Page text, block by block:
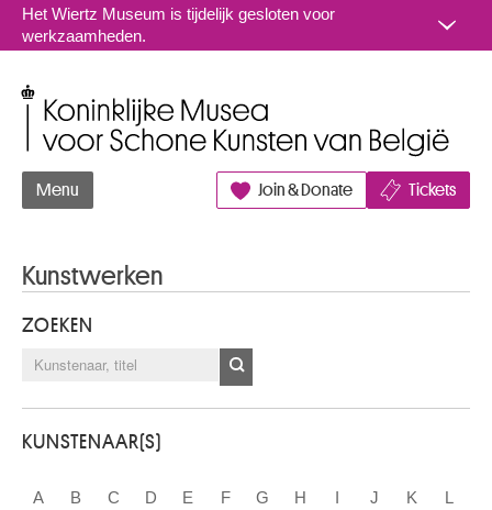
Naar inhoud
Het Wiertz Museum is tijdelijk gesloten voor
werkzaamheden.
Menu Join & Donate Tickets
Kunstwerken
ZOEKEN
KUNSTENAAR(S)
A B C D E F G H I J K L